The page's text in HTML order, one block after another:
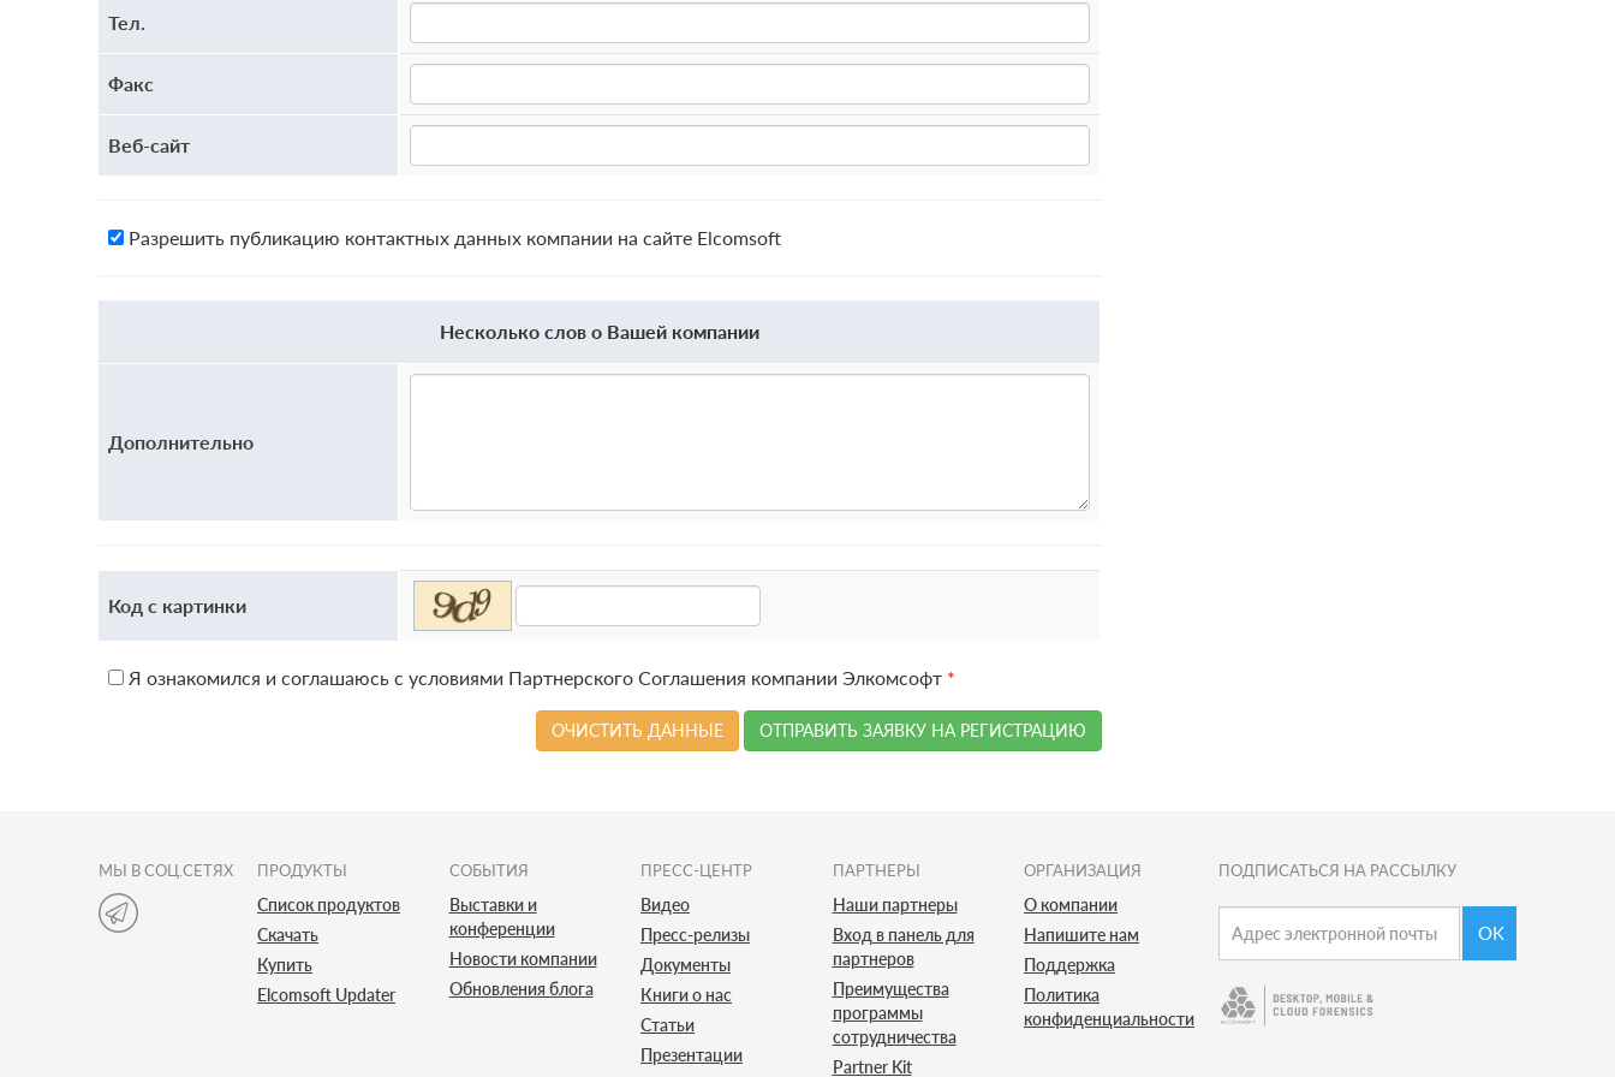
Тел.
Факс
Веб-сайт
Разрешить публикацию контактных данных компании на сайте Elcomsoft
Несколько слов о Вашей компании
Дополнительно
Код с картинки
Я ознакомился и соглашаюсь с условиями Партнерского Соглашения компании Элкомсофт *
ОЧИСТИТЬ ДАННЫЕ ОТПРАВИТЬ ЗАЯВКУ НА РЕГИСТРАЦИЮ
МЫ В СОЦ.СЕТЯХ ПРОДУКТЫ
Список продуктов
Скачать
Купить
Elcomsoft Updater
СОБЫТИЯ
Выставки и
конференции
Новости компании
Обновления блога
ПРЕСС-ЦЕНТР
Видео
Пресс-релизы
Документы
Книги о нас
Статьи
Презентации
ПАРТНЕРЫ
Наши партнеры
Вход в панель для
партнеров
Преимущества
программы
сотрудничества
Partner Kit
ОРГАНИЗАЦИЯ
О компании
Напишите нам
Поддержка
Политика
конфиденциальности
ПОДПИСАТЬСЯ НА РАССЫЛКУ
OK